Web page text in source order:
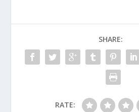
SHARE:
RATE: